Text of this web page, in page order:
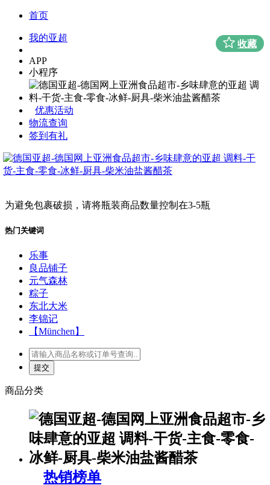
首页
我的亚超
APP
小程序
优惠活动
物流查询
签到有礼
为避免包裹破损，请将瓶装商品数量控制在3-5瓶
热门关键词
乐事
良品铺子
元气森林
粽子
东北大米
李锦记
【München】
商品分类
热销榜单
收藏